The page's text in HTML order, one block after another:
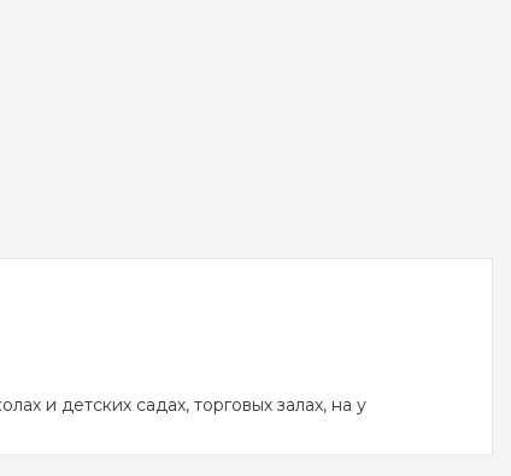
и детских садах, торговых залах, на у